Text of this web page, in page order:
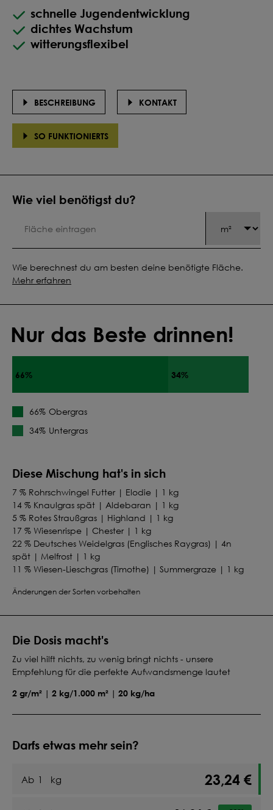
schnelle Jugendentwicklung
dichtes Wachstum
witterungsflexibel
Wie viel benötigst du?
Wie berechnest du am besten deine benötigte Fläche.
Mehr erfahren
Nur das Beste drinnen!
66% 34%
66% Obergras
34% Untergras
Diese Mischung hat's in sich
7 % Rohrschwingel Futter | Elodie | 1 kg
14 % Knaulgras spät | Aldebaran | 1 kg
5 % Rotes Straußgras | Highland | 1 kg
17 % Wiesenrispe | Chester | 1 kg
22 % Deutsches Weidelgras (Englisches Raygras) | 4n
spät | Melfrost | 1 kg
11 % Wiesen-Lieschgras (Timothe) | Summergraze | 1 kg
12 % Rotschwingel Ausläufertreibend | Reverent | 1 kg
Änderungen der Sorten vorbehalten
BESCHREIBUNG KONTAKT
SO FUNKTIONIERTS
Die Dosis macht's
Zu viel hilft nichts, zu wenig bringt nichts - unsere
Empfehlung für die perfekte Aufwandsmenge lautet
2 gr/m² | 2 kg/1.000 m² | 20 kg/ha
Darfs etwas mehr sein?
Ab 1 kg 23,24 €